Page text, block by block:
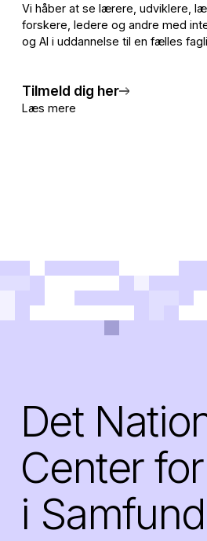
Vi håber at se lærere, udviklere,
forskere, ledere og andre med
og AI i uddannelse til en fælles
Tilmeld dig her
Læs mere
Det
Center
i